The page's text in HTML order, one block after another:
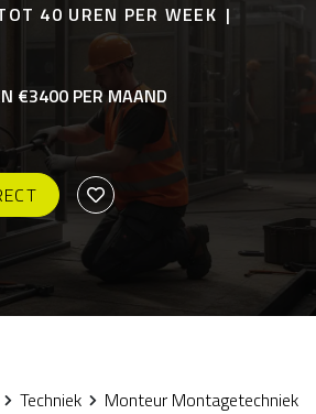
40 UREN PER WEEK
€3400 PER MAAND
Techniek Monteur Montagetechniek